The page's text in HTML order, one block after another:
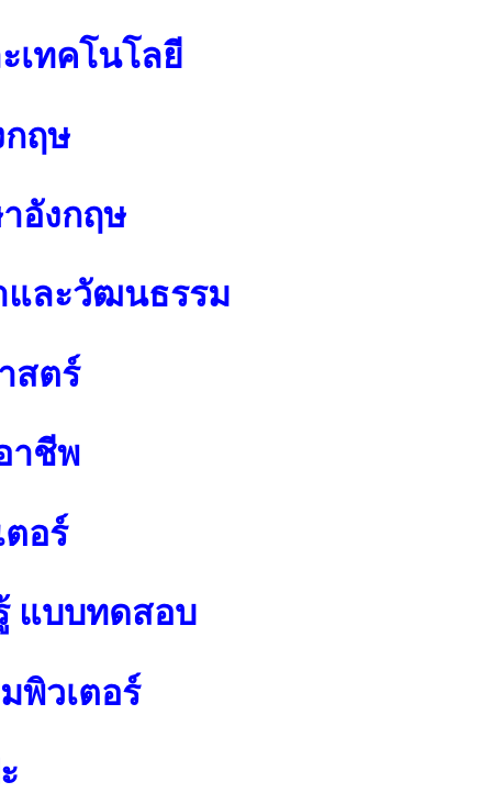
เทคโนโลยี
ฤษ
อังกฤษ
และวัฒนธรรม
สตร์
าชีพ
อร์
แบบทดสอบ
พิวเตอร์